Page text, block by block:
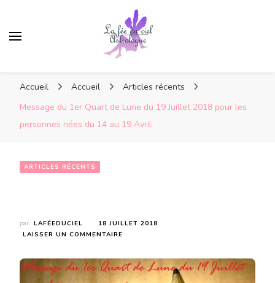
Accueil Accueil
Articles récents
Message du 1er Quart de Lune du 19 Juillet 2018 pour les
personnes nées du 14 au 19 Avril
ARTICLES RÉCENTS
par LAFÉEDUCIEL
18 JUILLET 2018
LAISSER UN COMMENTAIRE
1ER
QUART